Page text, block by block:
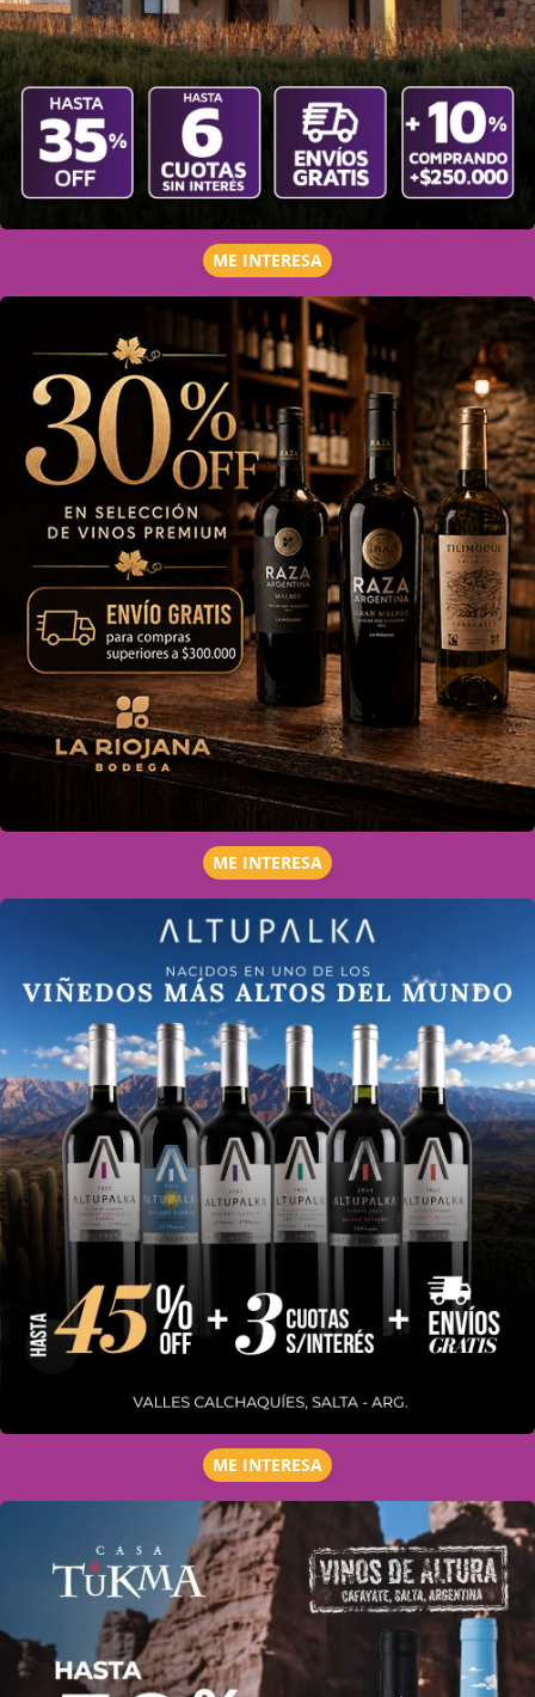
ME INTERESA
ME INTERESA
ME INTERESA